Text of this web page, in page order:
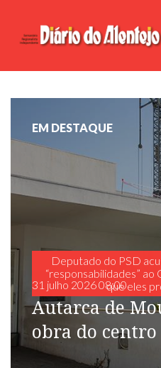
EM DESTAQUE
Deputado do PSD
“responsabilidades”
que eles
31 julho 2026 08:00
Autarca de
obra do centro
concretizada